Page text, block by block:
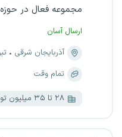
مجموعه فعال در
ارسال آسان
آذربایجان شرقی
تمام وقت
۲۸ تا ۳۵ میلیون تومان